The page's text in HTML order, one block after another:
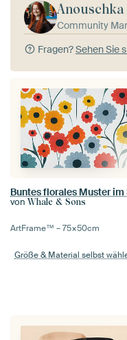
Anouschka
Community
Fragen?Sehen Sie
von Whale & Sons
ArtFrame™ –75×50cm
Größe & Material selbst